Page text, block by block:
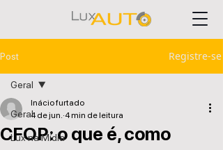
Post Registre-se
Geral
Lux na Mídia
Geral
CFOP: o que é, como
Inácio furtado
4 de jun. 4 min de leitura